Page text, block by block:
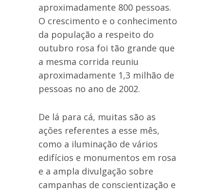
aproximadamente 800 pessoas.
O crescimento e o conhecimento
da população a respeito do
outubro rosa foi tão grande que
a mesma corrida reuniu
aproximadamente 1,3 milhão de
pessoas no ano de 2002.
De lá para cá, muitas são as
ações referentes a esse mês,
como a iluminação de vários
edifícios e monumentos em rosa
e a ampla divulgação sobre
campanhas de conscientização e